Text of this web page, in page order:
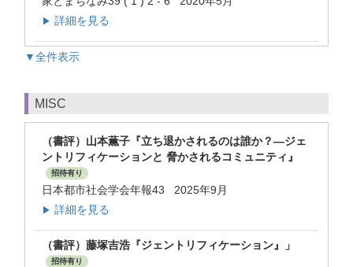
▶ 詳細を見る
▼全件表示
MISC
（書評）山本薫子『立ち退かされるのは誰か？―ジェ
ントリフィケーションと 脅かされるコミュニティ』
招待有り
日本都市社会学会年報43 2025年9月
▶ 詳細を見る
（書評）藤塚吉浩『ジェントリフィケーション』」
招待有り